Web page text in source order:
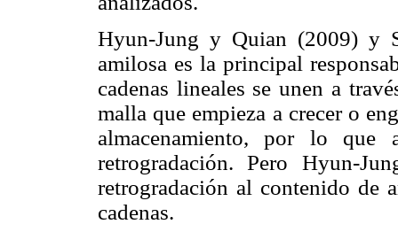
Hyun-Jung y Quian (2009) y
amilosa es la principal
cadenas lineales se unen a
malla que empieza a crecer o
almacenamiento, por lo que
retrogradación. Pero Hyun-
retrogradación al contenido de
cadenas.